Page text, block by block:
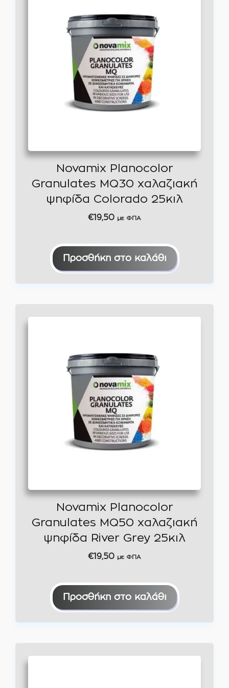
Novamix Planocolor
Granulates MQ30 χαλαζιακή
ψηφίδα Colorado 25κιλ
€19,50 με ΦΠΑ
Προσθήκη στο καλάθι
Novamix Planocolor
Granulates MQ50 χαλαζιακή
ψηφίδα River Grey 25κιλ
€19,50 με ΦΠΑ
Προσθήκη στο καλάθι